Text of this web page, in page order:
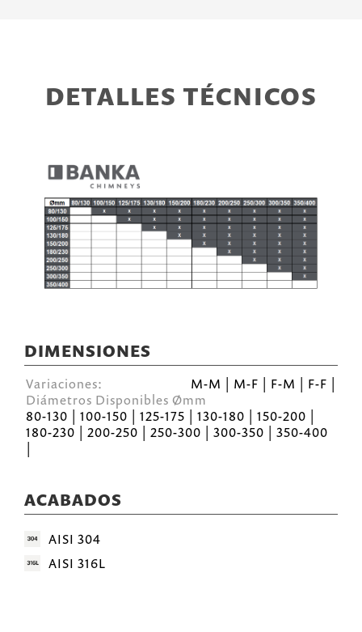
DETALLES TÉCNICOS
DIMENSIONES
Variaciones:
M-M | M-F | F-M | F-F |
Diámetros Disponibles Ømm
80-130 | 100-150 | 125-175 | 130-180 | 150-200 |
180-230 | 200-250 | 250-300 | 300-350 | 350-400
|
ACABADOS
AISI 304
AISI 316L